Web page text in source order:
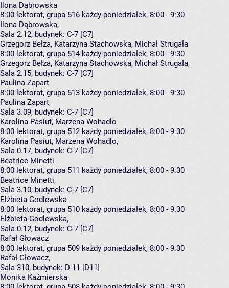
Ilona Dąbrowska
8:00 lektorat, grupa 516 każdy poniedziałek, 8:00 - 9:30
Ilona Dąbrowska,
Sala 2.12, budynek: C-7 [C7]
Grzegorz Bełza, Katarzyna Stachowska, Michał Strugała
8:00 lektorat, grupa 514 każdy poniedziałek, 8:00 - 9:30
Grzegorz Bełza, Katarzyna Stachowska, Michał Strugała,
Sala 2.15, budynek: C-7 [C7]
Paulina Zapart
8:00 lektorat, grupa 513 każdy poniedziałek, 8:00 - 9:30
Paulina Zapart,
Sala 3.09, budynek: C-7 [C7]
Karolina Pasiut, Marzena Wohadlo
8:00 lektorat, grupa 512 każdy poniedziałek, 8:00 - 9:30
Karolina Pasiut, Marzena Wohadlo,
Sala 0.17, budynek: C-7 [C7]
Beatrice Minetti
8:00 lektorat, grupa 511 każdy poniedziałek, 8:00 - 9:30
Beatrice Minetti,
Sala 3.10, budynek: C-7 [C7]
Elżbieta Godlewska
8:00 lektorat, grupa 510 każdy poniedziałek, 8:00 - 9:30
Elżbieta Godlewska,
Sala 0.12, budynek: C-7 [C7]
Rafał Głowacz
8:00 lektorat, grupa 509 każdy poniedziałek, 8:00 - 9:30
Rafał Głowacz,
Sala 310, budynek: D-11 [D11]
Monika Kaźmierska